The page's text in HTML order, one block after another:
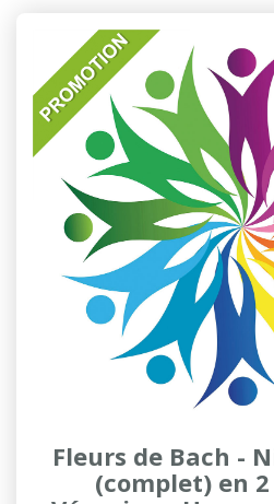
Fleurs de Bach -
(complet) en